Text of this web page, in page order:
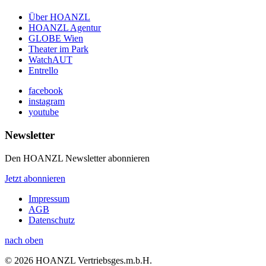
Über HOANZL
HOANZL Agentur
GLOBE Wien
Theater im Park
WatchAUT
Entrello
facebook
instagram
youtube
Newsletter
Den HOANZL Newsletter abonnieren
Jetzt abonnieren
Impressum
AGB
Datenschutz
nach oben
© 2026 HOANZL Vertriebsges.m.b.H.